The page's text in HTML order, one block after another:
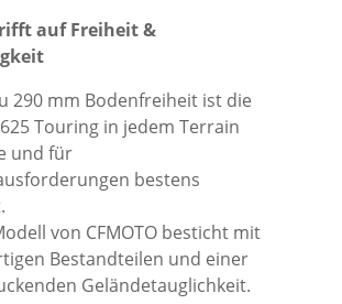
auf Freiheit &
290 mm Bodenfreiheit ist die
625 Touring in jedem Terrain
und für
bestens
von CFMOTO besticht mit
Bestandteilen und einer
Geländetauglichkeit.